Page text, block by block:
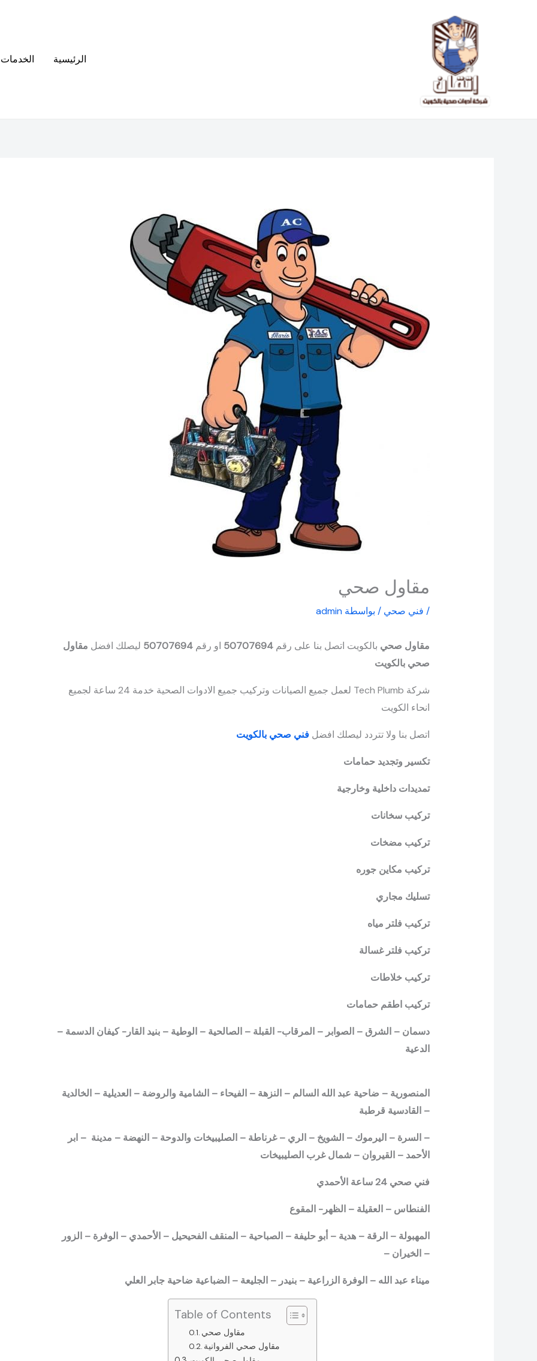
الرئيسية
الخدمات
مقاول صحي
/ فني صحي / بواسطة admin
مقاول صحي بالكويت اتصل بنا على رقم 50707694 او رقم 50707694 ليصلك افضل مقاول
صحي بالكويت
شركة Tech Plumb لعمل جميع الصيانات وتركيب جميع الادوات الصحية خدمة 24 ساعة لجميع
انحاء الكويت
اتصل بنا ولا تتردد ليصلك افضل فني صحي بالكويت
تكسير وتجديد حمامات
تمديدات داخلية وخارجية
تركيب سخانات
تركيب مضخات
تركيب مكاين جوره
تسليك مجاري
تركيب فلتر مياه
تركيب فلتر غسالة
تركيب خلاطات
تركيب اطقم حمامات
دسمان – الشرق – الصوابر – المرقاب- القبلة – الصالحية – الوطية – بنيد القار- كيفان الدسمة –
الدعية
المنصورية – ضاحية عبد الله السالم – النزهة – الفيحاء – الشامية والروضة – العديلية – الخالدية
– القادسية قرطبة
– السرة – اليرموك – الشويخ – الري – غرناطة – الصليبيخات والدوحة – النهضة – مدينة – ابر
الأحمد – القيروان – شمال غرب الصليبيخات
فني صحي 24 ساعة الأحمدي
الفنطاس – العقيلة – الظهر- المقوع
المهبولة – الرقة – هدية – أبو حليفة – الصباحية – المنقف الفحيحيل – الأحمدي – الوفرة – الزور
– الخيران –
ميناء عبد الله – الوفرة الزراعية – بنيدر – الجليعة – الضباعية ضاحية جابر العلي
Table of Contents
مقاول صحي
مقاول صحي الفروانية